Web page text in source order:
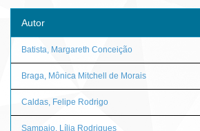
Autor
Batista, Margareth Conceição
Braga, Mônica Mitchell de Morais
Caldas, Felipe Rodrigo
Sampaio, Lília Rodrigues